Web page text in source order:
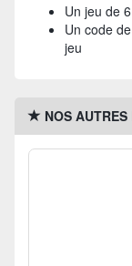
Un jeu de
Un code
jeu
NOS